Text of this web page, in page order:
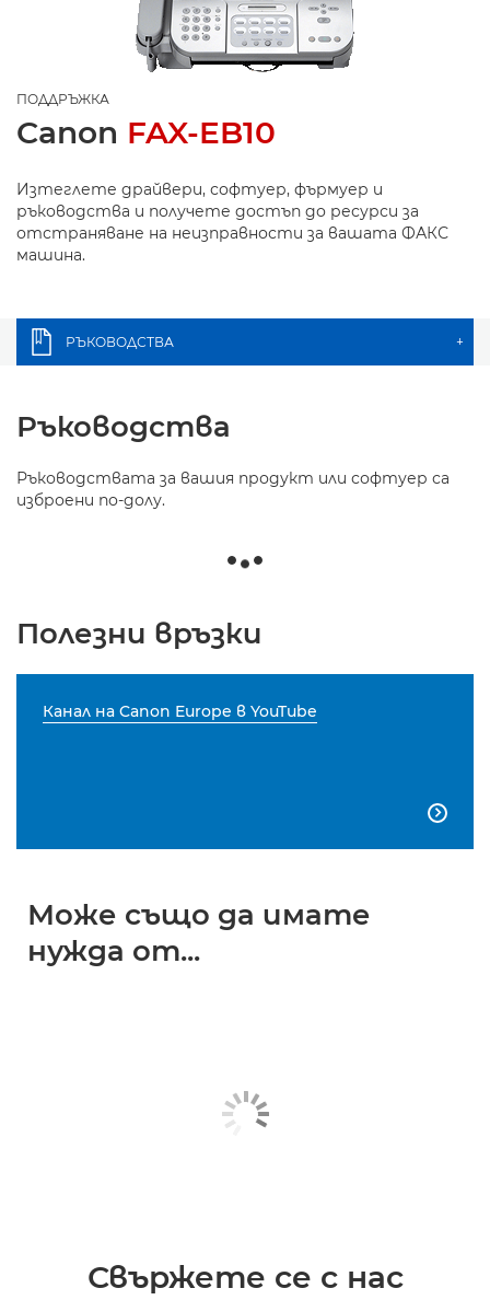
ПОДДРЪЖКА
Canon FAX-EB10
Изтеглете драйвери, софтуер, фърмуер и
ръководства и получете достъп до ресурси за
отстраняване на неизправности за вашата ФАКС
машина.
РЪКОВОДСТВА +
Ръководства
Ръководствата за вашия продукт или софтуер са
изброени по-долу.
Полезни връзки
Канал на Canon Europe в YouTube

Може също да имате
нужда от...
Свържете се с нас